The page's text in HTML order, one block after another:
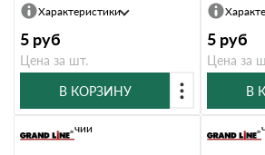
Характеристики
5 руб
Цена за шт.
В КОРЗИНУ
5 руб
Цена за
В
В наличии В